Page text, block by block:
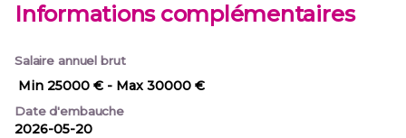
Informations complémentaires
Salaire annuel brut
Min 25000 € - Max 30000 €
Date d'embauche
2026-05-20